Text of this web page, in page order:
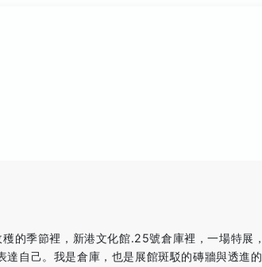
的季節裡，新港文化館․25號倉庫裡，一場特展，
自己。我是倉庫，也是展館斑駁的磚牆與透進的